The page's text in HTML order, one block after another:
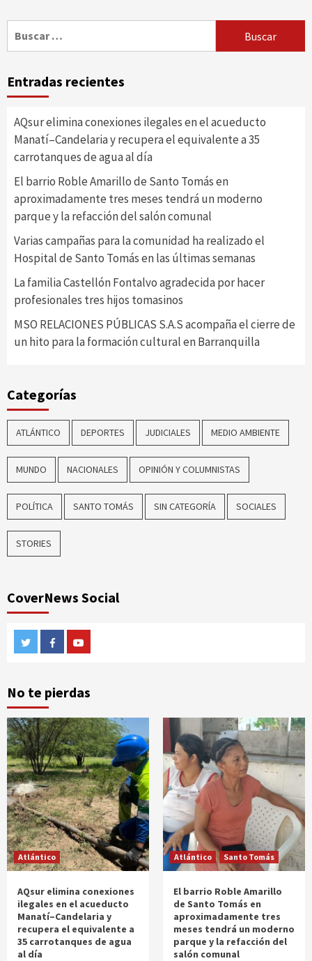
Entradas recientes
AQsur elimina conexiones ilegales en el acueducto
Manatí–Candelaria y recupera el equivalente a 35
carrotanques de agua al día
El barrio Roble Amarillo de Santo Tomás en
aproximadamente tres meses tendrá un moderno
parque y la refacción del salón comunal
Varias campañas para la comunidad ha realizado el
Hospital de Santo Tomás en las últimas semanas
La familia Castellón Fontalvo agradecida por hacer
profesionales tres hijos tomasinos
MSO RELACIONES PÚBLICAS S.A.S acompaña el cierre de
un hito para la formación cultural en Barranquilla
Categorías
ATLÁNTICO DEPORTES JUDICIALES MEDIO AMBIENTE
MUNDO NACIONALES OPINIÓN Y COLUMNISTAS
POLÍTICA SANTO TOMÁS SIN CATEGORÍA SOCIALES
STORIES
CoverNews Social
TwitterFacebook
No te pierdas
Atlántico
AQsur elimina conexiones
ilegales en el acueducto
Manatí–Candelaria y
recupera el equivalente a
35 carrotanques de agua
al día
Atlántico Santo Tomás
El barrio Roble Amarillo
de Santo Tomás en
aproximadamente tres
meses tendrá un moderno
parque y la refacción del
salón comunal